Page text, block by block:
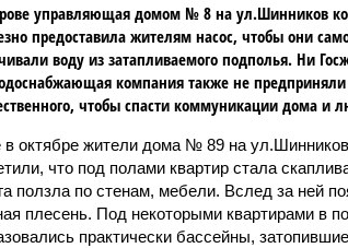
управляющая домом № 8 на ул.Шинников
предоставила жителям насос, чтобы они
воду из затапливаемого подполья. Ни
компания также не предприняли
чтобы спасти коммуникации дома и
октябре жители дома № 89 на
что под полами квартир стала
ползла по стенам, мебели. Вслед за ней
плесень. Под некоторыми квартирами в
практически бассейны,